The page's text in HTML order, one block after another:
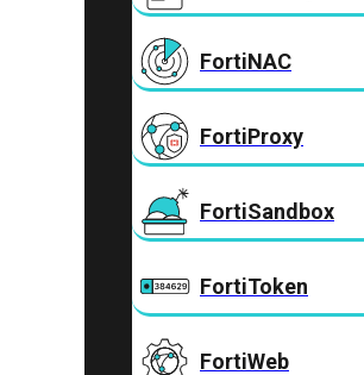
FortiNAC
FortiProxy
FortiSandbox
FortiToken
FortiWeb